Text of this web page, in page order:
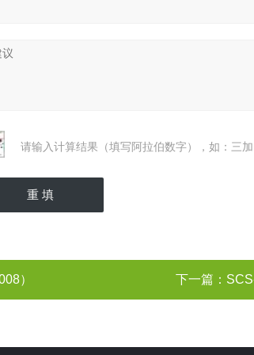
请输入计算结果（填写阿拉伯数字），如：三
） 下一篇：